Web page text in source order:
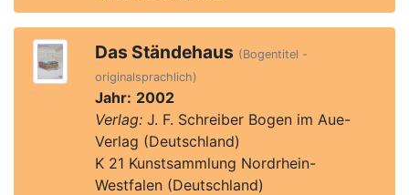
Das Ständehaus (Bogentitel -
originalsprachlich)
Jahr: 2002
Verlag:J. F. Schreiber Bogen im Aue-
Verlag (Deutschland)
K 21 Kunstsammlung Nordrhein-
Westfalen (Deutschland)